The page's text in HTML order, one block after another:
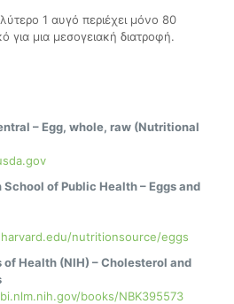
1 αυγό περιέχει μόνο 80
για μια μεσογειακή διατροφή.
– Egg, whole, raw (Nutritional
of Public Health – Eggs and
nutritionsource/eggs
Health (NIH) – Cholesterol and
books/NBK395573